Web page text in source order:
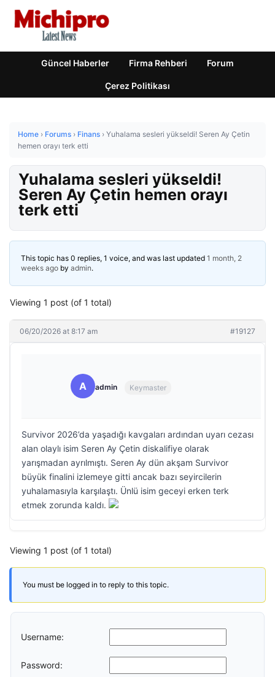
Güncel Haberler Firma Rehberi Forum
Çerez Politikası
Home › Forums › Finans › Yuhalama sesleri yükseldi! Seren Ay Çetin
hemen orayı terk etti
Yuhalama sesleri yükseldi!
Seren Ay Çetin hemen orayı
terk etti
This topic has 0 replies, 1 voice, and was last updated 1 month, 2
weeks ago by admin.
Viewing 1 post (of 1 total)
06/20/2026 at 8:17 am #19127
A admin Keymaster
Survivor 2026’da yaşadığı kavgaları ardından uyarı cezası
alan olaylı isim Seren Ay Çetin diskalifiye olarak
yarışmadan ayrılmıştı. Seren Ay dün akşam Survivor
büyük finalini izlemeye gitti ancak bazı seyircilerin
yuhalamasıyla karşılaştı. Ünlü isim geceyi erken terk
etmek zorunda kaldı.
Viewing 1 post (of 1 total)
You must be logged in to reply to this topic.
Username:
Password: